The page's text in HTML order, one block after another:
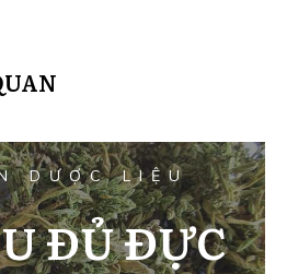
DƯỢC LIỆU
ĐỦ ĐỰC